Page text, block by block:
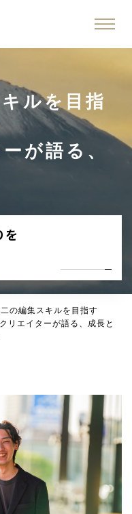
ルを目指
が語る、
を
の編集スキルを目指す
リエイターが語る、成長と